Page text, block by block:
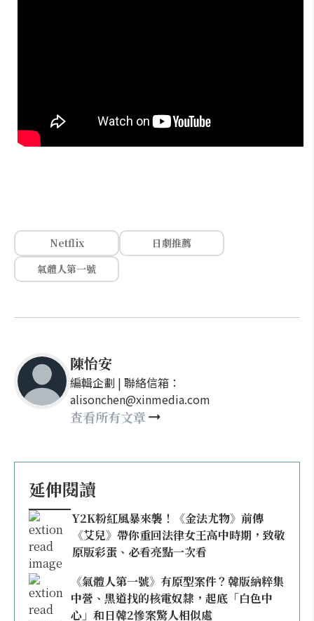
Netflix
日劇推薦
氣體人第一號
陳怡安
編輯企劃 | 聯絡信箱：
alisonchen@xinmedia.com
查看所有文章
延伸閱讀
Y2K粉紅風暴來襲！《金法尤物》前傳
《艾兒》帶你重回法律女王高中時期，致敬
原版彩蛋、必看亮點一次看
《氣體人第一號》有原型案件？韓版納粹集
中營、黑道找的核電奴隸，起底「白色中
心」和日韓2慘案驚人相似處